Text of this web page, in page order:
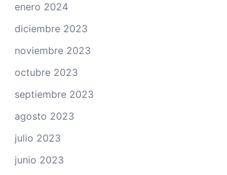
enero 2024
diciembre 2023
noviembre 2023
octubre 2023
septiembre 2023
agosto 2023
julio 2023
junio 2023